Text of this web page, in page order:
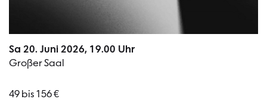
Sa 20. Juni 2026, 19.00 Uhr
Großer Saal
49 bis 156 €